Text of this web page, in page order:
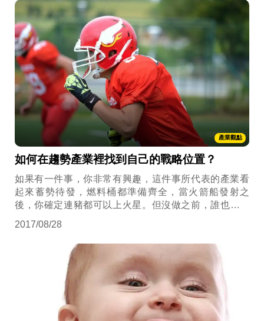
產業觀點
如何在趨勢產業裡找到自己的戰略位置？
如果有一件事，你非常有興趣，這件事所代表的產業看
起來蓄勢待發，燃料桶都準備齊全，當火箭船發射之
後，你確定連豬都可以上火星。但沒做之前，誰也說不
你願意去做嗎？
2017/08/28